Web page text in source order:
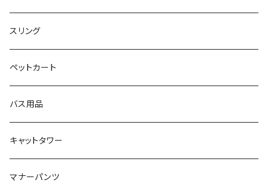
スリング
ペットカート
バス用品
キャットタワー
マナーパンツ